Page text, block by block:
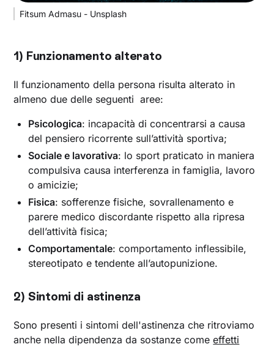
Fitsum Admasu - Unsplash
1) Funzionamento alterato
Il funzionamento della persona risulta alterato in
almeno due delle seguenti aree:
Psicologica: incapacità di concentrarsi a causa
del pensiero ricorrente sull’attività sportiva;
Sociale e lavorativa: lo sport praticato in maniera
compulsiva causa interferenza in famiglia, lavoro
o amicizie;
Fisica: sofferenze fisiche, sovrallenamento e
parere medico discordante rispetto alla ripresa
dell’attività fisica;
Comportamentale: comportamento inflessibile,
stereotipato e tendente all’autopunizione.
2) Sintomi di astinenza
Sono presenti i sintomi dell'astinenza che ritroviamo
anche nella dipendenza da sostanze comeeffetti